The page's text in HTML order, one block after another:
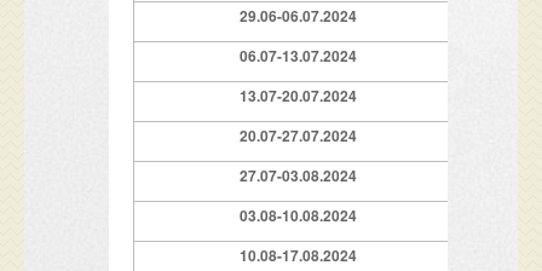
29.06-06.07.2024
06.07-13.07.2024
13.07-20.07.2024
20.07-27.07.2024
27.07-03.08.2024
03.08-10.08.2024
10.08-17.08.2024